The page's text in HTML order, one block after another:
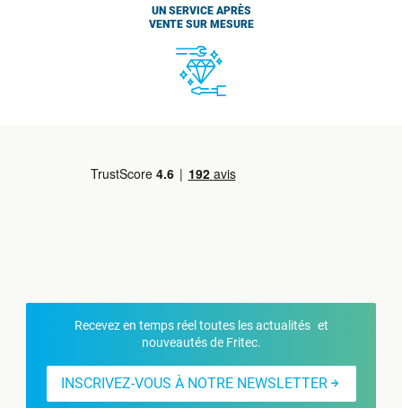
UN SERVICE APRÈS
VENTE SUR MESURE
Recevez en temps réel toutes les actualités et
nouveautés de Fritec.
INSCRIVEZ-VOUS À NOTRE NEWSLETTER